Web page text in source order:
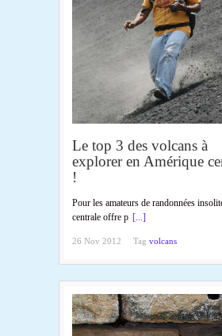
Le top 3 des volcans à
explorer en Amérique
!
Pour les amateurs de randonnées
centrale offre p [...]
26 Nov 2012 Tag volcans